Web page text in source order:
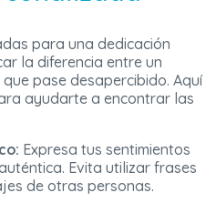
para una dedicación
la diferencia entre un
pase desapercibido. Aquí
ayudarte a encontrar las
Expresa tus sentimientos
Evita utilizar frases
de otras personas.